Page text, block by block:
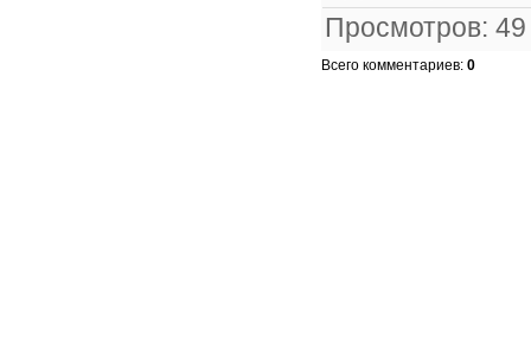
Просмотров: 49
Всего комментариев: 0